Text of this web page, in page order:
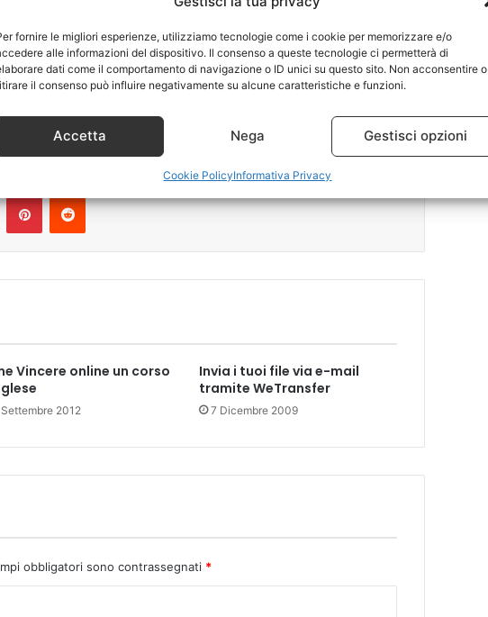
fornire le migliori esperienze, utilizziamo tecnologie come i cookie per memorizzare e/o
alle informazioni del dispositivo. Il consenso a queste tecnologie ci permetterà di
dati come il comportamento di navigazione o ID unici su questo sito. Non acconsentire o
il consenso può influire negativamente su alcune caratteristiche e funzioni.
Accetta Nega Gestisci opzioni
Cookie PolicyInformativa Privacy
Seo, dell’ADV e del Social Buzz in una strategia orientata
un’azienda opera è importante percorrere più strade,
che il web offre a promozione e supporto dell’attività di
concreti, duraturi e misurabili.
PinterestReddit
Vincere online un corso
2012
Invia i tuoi file via e-mail
tramite WeTransfer
7 Dicembre 2009
obbligatori sono contrassegnati *